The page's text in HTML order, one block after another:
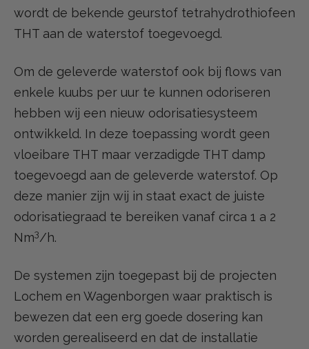
wordt de bekende geurstof tetrahydrothiofeen
THT aan de waterstof toegevoegd.
Om de geleverde waterstof ook bij flows van
enkele kuubs per uur te kunnen odoriseren
hebben wij een nieuw odorisatiesysteem
ontwikkeld. In deze toepassing wordt geen
vloeibare THT maar verzadigde THT damp
toegevoegd aan de geleverde waterstof. Op
deze manier zijn wij in staat exact de juiste
odorisatiegraad te bereiken vanaf circa 1 a 2
Nm3/h.
De systemen zijn toegepast bij de projecten
Lochem en Wagenborgen waar praktisch is
bewezen dat een erg goede dosering kan
worden gerealiseerd en dat de installatie